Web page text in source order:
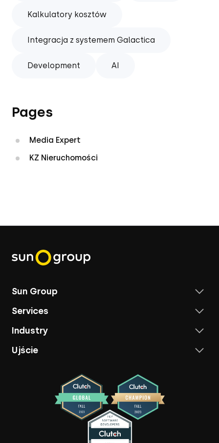
Kalkulatory kosztów
Integracja z systemem Galactica
Development AI
Pages
Media Expert
KZ Nieruchomości
Sun Group
Services
Industry
Ujście